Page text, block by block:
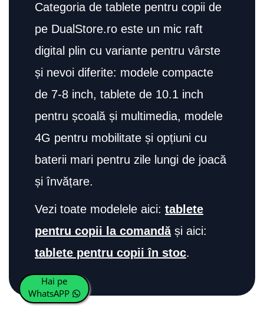
Categoria de tablete pentru copii de
pe DualStore.ro este un mic raft
digital plin cu variante pentru vârste
și nevoi diferite: modele compacte
de 7-8 inch, tablete de 10.1 inch
pentru școală și multimedia, modele
4G pentru mobilitate și opțiuni cu
baterii mari pentru zile lungi de joacă
și învățare.
Vezi toate modelele aici: tablete
pentru copii la comandăși aici:
tablete pentru copii în stoc.
Hai pe
WhatsAPP